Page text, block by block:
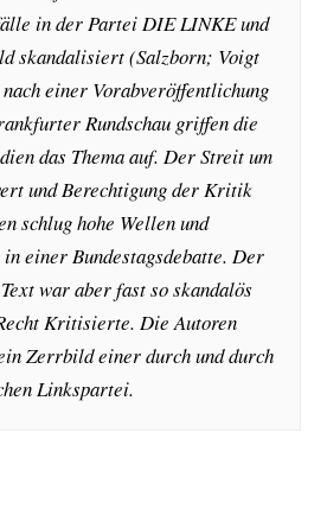
in der Partei DIE LINKE und
skandalisiert (Salzborn; Voigt
nach einer Vorabveröffentlichung
Rundschau griffen die
das Thema auf. Der Streit um
und Berechtigung der Kritik
schlug hohe Wellen und
einer Bundestagsdebatte. Der
war aber fast so skandalös
Kritisierte. Die Autoren
Zerrbild einer durch und durch
Linkspartei.